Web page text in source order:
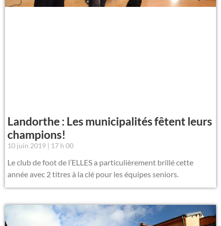
Landorthe : Les municipalités fêtent leurs
champions!
10 juin 2019 17 h 00
Le club de foot de l’ELLES a particulièrement brillé cette
année avec 2 titres à la clé pour les équipes seniors.